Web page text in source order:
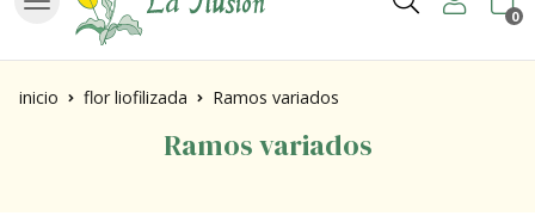
Buscar 0
inicio flor liofilizada Ramos variados
Ramos variados